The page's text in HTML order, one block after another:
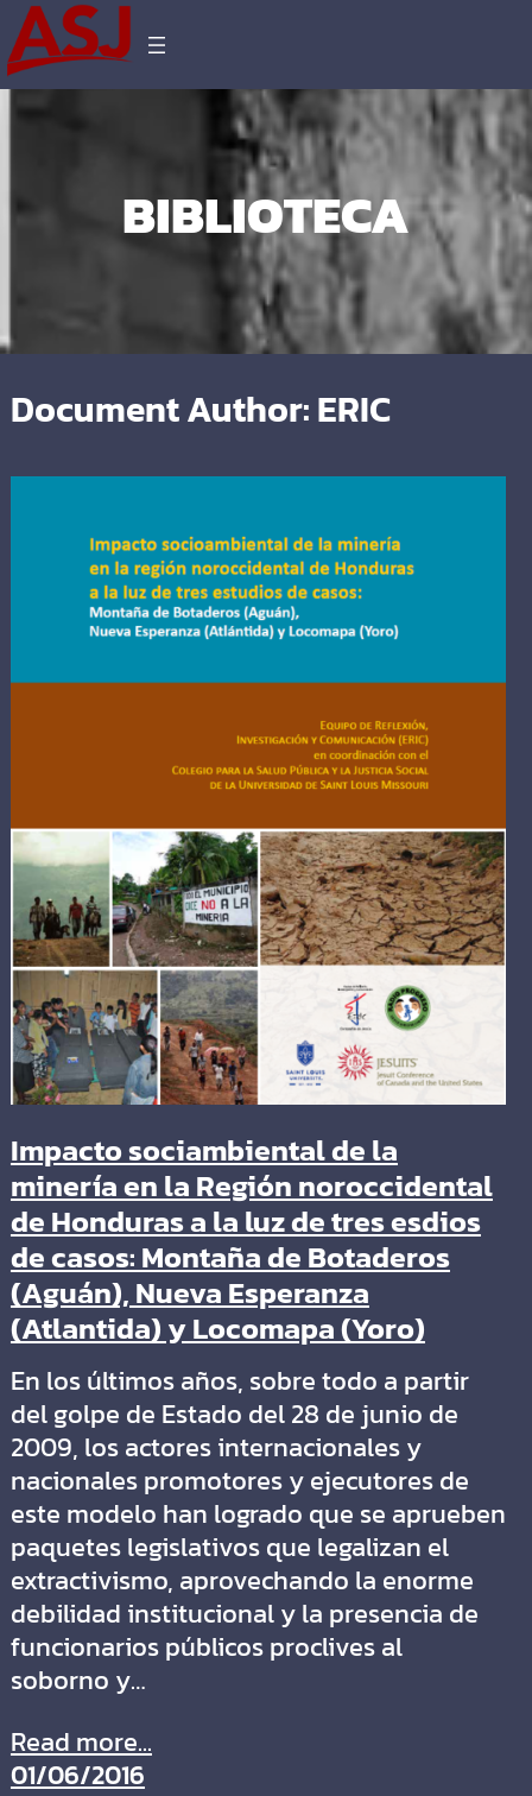
BIBLIOTECA
Document Author:ERIC
Impacto sociambiental de la
minería en la Región noroccidental
de Honduras a la luz de tres esdios
de casos: Montaña de Botaderos
(Aguán), Nueva Esperanza
(Atlantida) y Locomapa (Yoro)
En los últimos años, sobre todo a partir
del golpe de Estado del 28 de junio de
2009, los actores internacionales y
nacionales promotores y ejecutores de
este modelo han logrado que se aprueben
paquetes legislativos que legalizan el
extractivismo, aprovechando la enorme
debilidad institucional y la presencia de
funcionarios públicos proclives al
soborno y…
Read more...
01/06/2016